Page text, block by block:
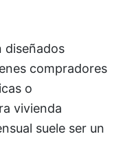
diseñados
compradores
o
vivienda
suele ser un